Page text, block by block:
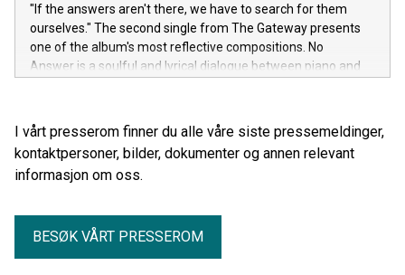
"If the answers aren't there, we have to search for them
ourselves." The second single from The Gateway presents
one of the album's most reflective compositions. No
Answer is a soulful and lyrical dialogue between piano and
I vårt presserom finner du alle våre siste pressemeldinger,
kontaktpersoner, bilder, dokumenter og annen relevant
informasjon om oss.
BESØK VÅRT PRESSEROM